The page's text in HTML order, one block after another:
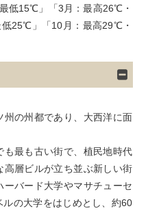
低15℃」「3月：最高26℃・
25℃」「10月：最高29℃・
の州都であり、大西洋に面
最も古い街で、植民地時代
層ビルが立ち並ぶ新しい街
バード大学やマサチューセ
の大学をはじめとし、約60